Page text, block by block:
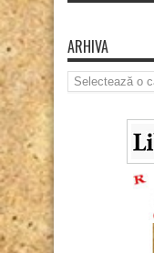
ARHIVA
Arhiva